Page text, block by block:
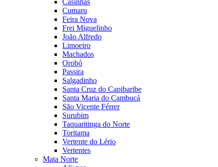
Casinhas
Cumaru
Feira Nova
Frei Miguelinho
João Alfredo
Limoeiro
Machados
Orobó
Passira
Salgadinho
Santa Cruz do Capibaribe
Santa Maria do Cambucá
São Vicente Férrer
Surubim
Taquaritinga do Norte
Toritama
Vertente do Lério
Vertentes
Mata Norte